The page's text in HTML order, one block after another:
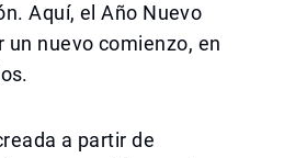
Aquí, el Año Nuevo
un nuevo comienzo, en
a partir de